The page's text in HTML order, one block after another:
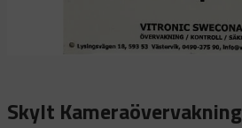
Skylt Kameraövervakning